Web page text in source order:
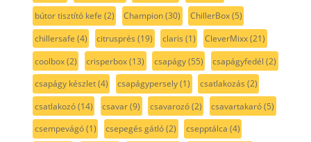
bútor tisztító kefe (2) Champion(30) ChillerBox(5)
chillersafe (4) citrusprés (19) claris (1) CleverMixx(21)
coolbox(2) crisperbox(13) csapágy(55) csapágyfedél (2)
csapágy készlet(4) csapágypersely(1) csatlakozás (2)
csatlakozó(14) csavar(9) csavarozó(2) csavartakaró(5)
csempevágó(1) csepegés gátló(2) csepptálca (4)